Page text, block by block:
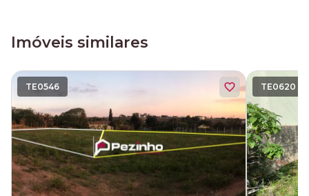
Imóveis similares
TE0546 TE0620